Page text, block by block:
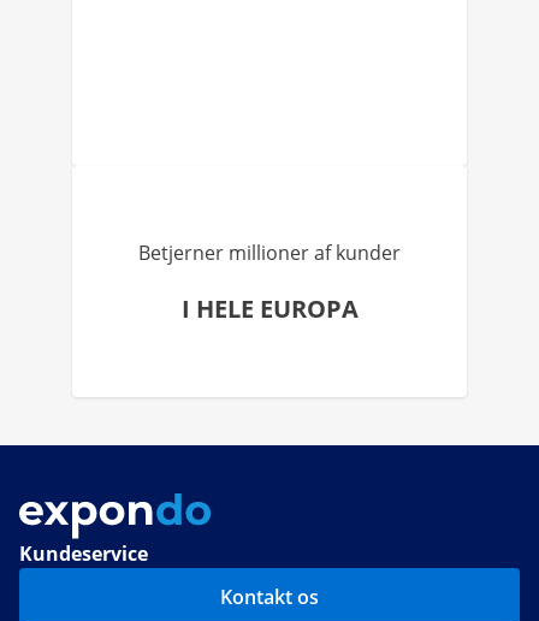
Betjerner millioner af kunder
I HELE EUROPA
Kundeservice
Kontakt os